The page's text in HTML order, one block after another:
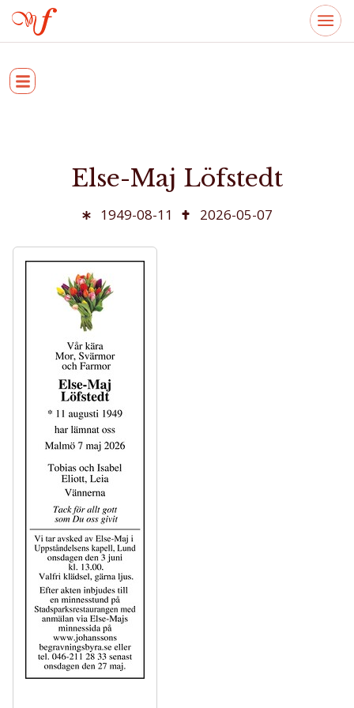
Else-Maj Löfstedt
1949-08-11 2026-05-07